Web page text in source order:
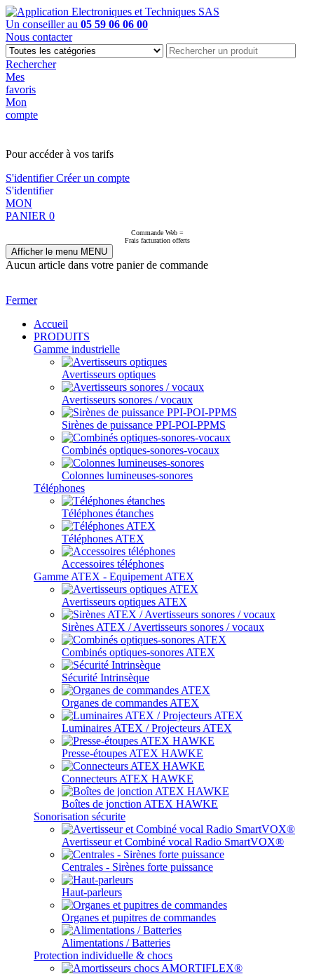
Un conseiller au 05 59 06 06 00
Nous contacter
Rechercher
Mes
favoris
Mon
compte
Pour accéder à vos tarifs
S'identifierCréer un compte
S'identifier
MON
PANIER 0
Commande Web =
Frais facturation offerts
Afficher le menu MENU
Aucun article dans votre panier de commande
Fermer
Accueil
PRODUITS
Gamme industrielle
Avertisseurs optiques
Avertisseurs sonores / vocaux
Sirènes de puissance PPI-POI-PPMS
Combinés optiques-sonores-vocaux
Colonnes lumineuses-sonores
Téléphones
Téléphones étanches
Téléphones ATEX
Accessoires téléphones
Gamme ATEX - Equipement ATEX
Avertisseurs optiques ATEX
Sirènes ATEX / Avertisseurs sonores / vocaux
Combinés optiques-sonores ATEX
Sécurité Intrinsèque
Organes de commandes ATEX
Luminaires ATEX / Projecteurs ATEX
Presse-étoupes ATEX HAWKE
Connecteurs ATEX HAWKE
Boîtes de jonction ATEX HAWKE
Sonorisation sécurite
Avertisseur et Combiné vocal Radio SmartVOX®
Centrales - Sirènes forte puissance
Haut-parleurs
Organes et pupitres de commandes
Alimentations / Batteries
Protection individuelle & chocs